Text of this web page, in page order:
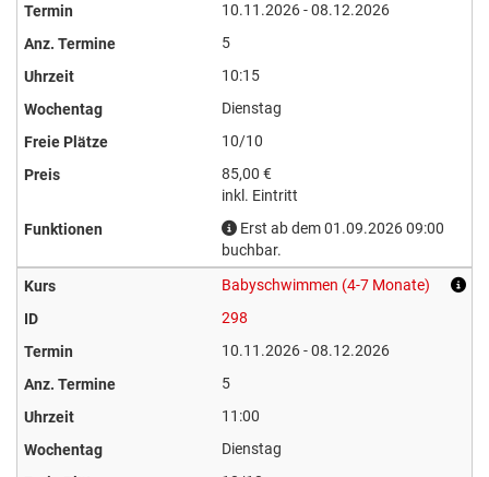
10.11.2026 - 08.12.2026
5
10:15
Dienstag
10/10
85,00 €
inkl. Eintritt
Erst ab dem 01.09.2026 09:00
buchbar.
Babyschwimmen (4-7 Monate)
298
10.11.2026 - 08.12.2026
5
11:00
Dienstag